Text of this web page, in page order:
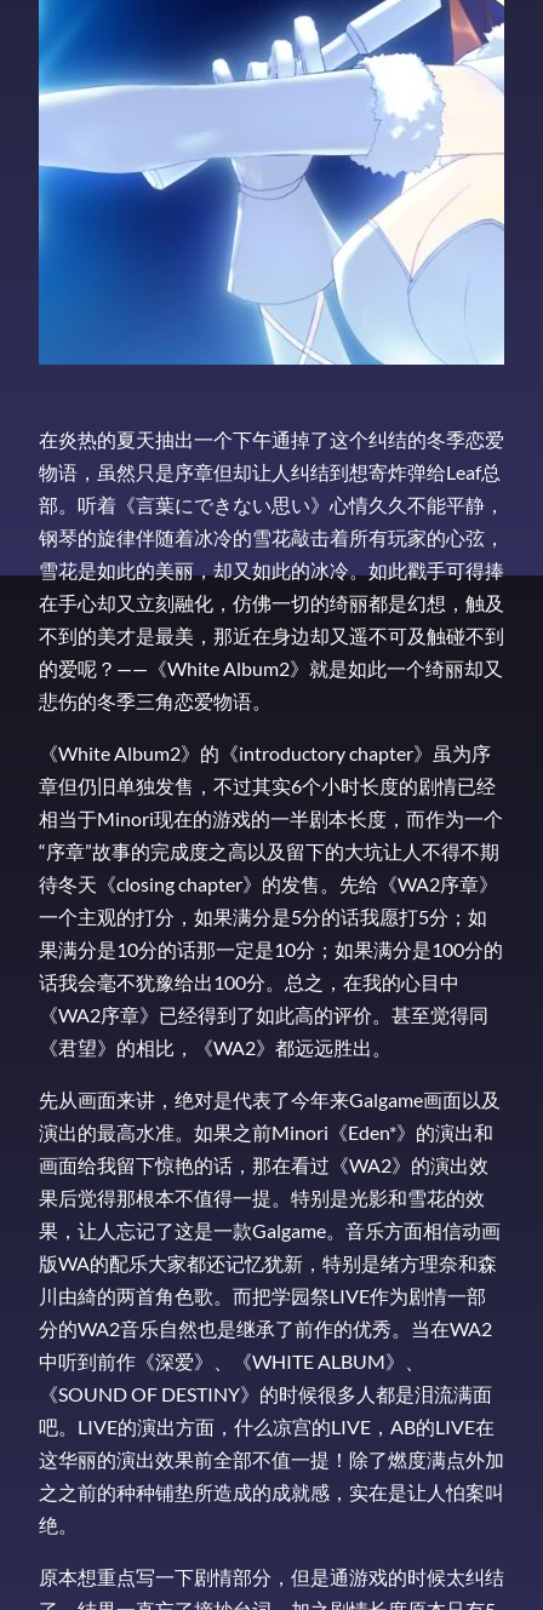
在炎热的夏天抽出一个下午通掉了这个纠结的冬季恋爱
物语，虽然只是序章但却让人纠结到想寄炸弹给Leaf总
部。听着《言葉にできない思い》心情久久不能平静，
钢琴的旋律伴随着冰冷的雪花敲击着所有玩家的心弦，
雪花是如此的美丽，却又如此的冰冷。如此戳手可得捧
在手心却又立刻融化，仿佛一切的绮丽都是幻想，触及
不到的美才是最美，那近在身边却又遥不可及触碰不到
的爱呢？——《White Album2》就是如此一个绮丽却又
悲伤的冬季三角恋爱物语。
《White Album2》的《introductory chapter》虽为序
章但仍旧单独发售，不过其实6个小时长度的剧情已经
相当于Minori现在的游戏的一半剧本长度，而作为一个
“序章”故事的完成度之高以及留下的大坑让人不得不期
待冬天《closing chapter》的发售。先给《WA2序章》
一个主观的打分，如果满分是5分的话我愿打5分；如
果满分是10分的话那一定是10分；如果满分是100分的
话我会毫不犹豫给出100分。总之，在我的心目中
《WA2序章》已经得到了如此高的评价。甚至觉得同
《君望》的相比，《WA2》都远远胜出。
先从画面来讲，绝对是代表了今年来Galgame画面以及
演出的最高水准。如果之前Minori《Eden*》的演出和
画面给我留下惊艳的话，那在看过《WA2》的演出效
果后觉得那根本不值得一提。特别是光影和雪花的效
果，让人忘记了这是一款Galgame。音乐方面相信动画
版WA的配乐大家都还记忆犹新，特别是绪方理奈和森
川由綺的两首角色歌。而把学园祭LIVE作为剧情一部
分的WA2音乐自然也是继承了前作的优秀。当在WA2
中听到前作《深爱》、《WHITE ALBUM》、
《SOUND OF DESTINY》的时候很多人都是泪流满面
吧。LIVE的演出方面，什么凉宫的LIVE，AB的LIVE在
这华丽的演出效果前全部不值一提！除了燃度满点外加
之之前的种种铺垫所造成的成就感，实在是让人怕案叫
绝。
原本想重点写一下剧情部分，但是通游戏的时候太纠结